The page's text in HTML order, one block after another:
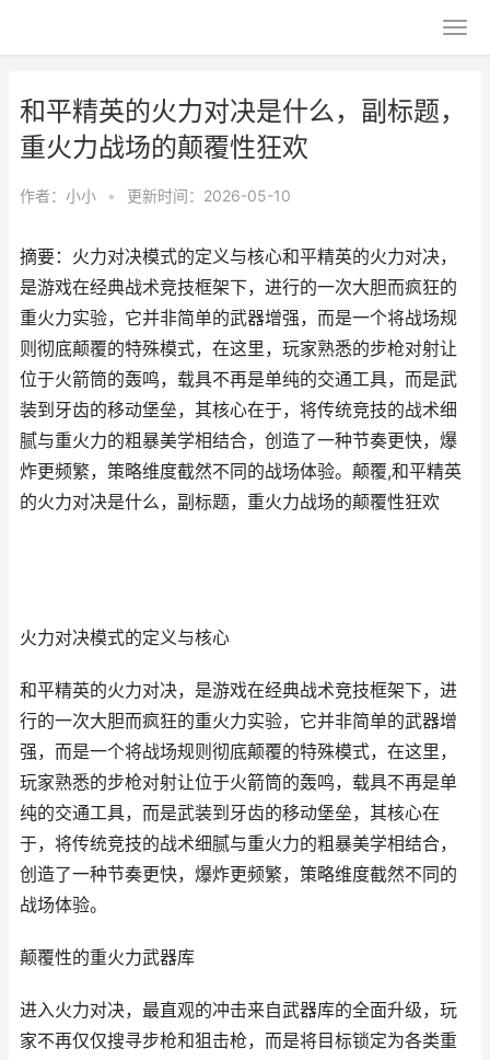
和平精英的火力对决是什么，副标题，
重火力战场的颠覆性狂欢
作者： 小小 • 更新时间：2026-05-10
摘要：火力对决模式的定义与核心和平精英的火力对决，
是游戏在经典战术竞技框架下，进行的一次大胆而疯狂的
重火力实验，它并非简单的武器增强，而是一个将战场规
则彻底颠覆的特殊模式，在这里，玩家熟悉的步枪对射让
位于火箭筒的轰鸣，载具不再是单纯的交通工具，而是武
装到牙齿的移动堡垒，其核心在于，将传统竞技的战术细
腻与重火力的粗暴美学相结合，创造了一种节奏更快，爆
炸更频繁，策略维度截然不同的战场体验。颠覆,和平精英
的火力对决是什么，副标题，重火力战场的颠覆性狂欢
火力对决模式的定义与核心
和平精英的火力对决，是游戏在经典战术竞技框架下，进
行的一次大胆而疯狂的重火力实验，它并非简单的武器增
强，而是一个将战场规则彻底颠覆的特殊模式，在这里，
玩家熟悉的步枪对射让位于火箭筒的轰鸣，载具不再是单
纯的交通工具，而是武装到牙齿的移动堡垒，其核心在
于，将传统竞技的战术细腻与重火力的粗暴美学相结合，
创造了一种节奏更快，爆炸更频繁，策略维度截然不同的
战场体验。
颠覆性的重火力武器库
进入火力对决，最直观的冲击来自武器库的全面升级，玩
家不再仅仅搜寻步枪和狙击枪，而是将目标锁定为各类重